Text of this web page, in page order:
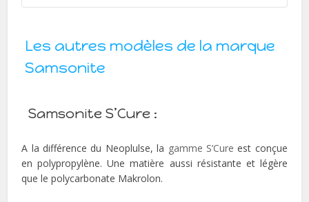
Les autres modèles de la marque
Samsonite
Samsonite S’Cure :
A la différence du Neoplulse, la gamme S’Cure est conçue
en polypropylène. Une matière aussi résistante et légère
que le polycarbonate Makrolon.